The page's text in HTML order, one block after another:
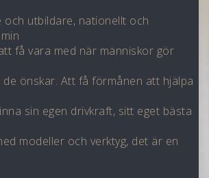
och utbildare, nationellt och
min
få vara med när människor gör
de önskar. Att få förmånen att hjälpa
sin egen drivkraft, sitt eget bästa
modeller och verktyg, det är en